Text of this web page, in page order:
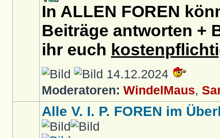
In ALLEN FOREN
Beiträge antworten +
ihr euch
14.12.2024
Moderatoren: WindelMaus,
Alle V. I. P. FOREN im